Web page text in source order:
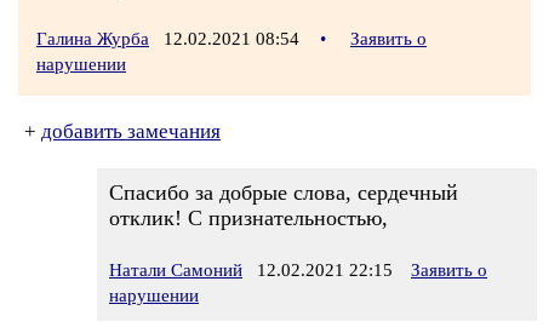
Галина Журба 12.02.2021 08:54 •
Заявить о
нарушении
+ добавить замечания
Спасибо за добрые слова, сердечный
отклик! С признательностью,
Натали Самоний 12.02.2021 22:15
Заявить о
нарушении